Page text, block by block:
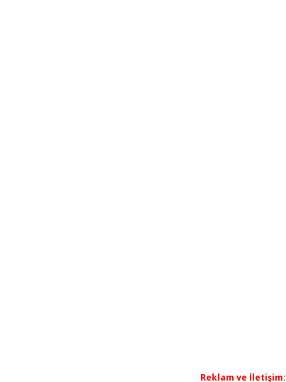
Reklam ve İletişim: